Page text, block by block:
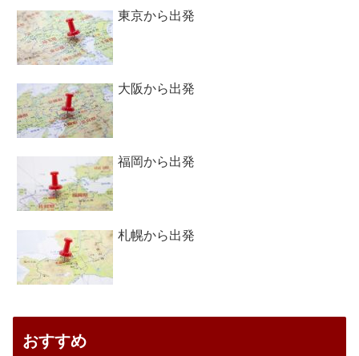
東京から出発
大阪から出発
福岡から出発
札幌から出発
おすすめ